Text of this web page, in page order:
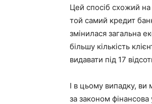
Цей спосіб схожий
той самий кредит
змінилася загальна
більшу кількість
видавати під 17
І в цьому випадку,
за законом фінансова